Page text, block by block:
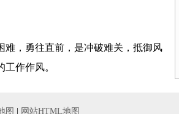
难，勇往直前，是冲破难关，抵御风
作作风。
图 网站HTML地图